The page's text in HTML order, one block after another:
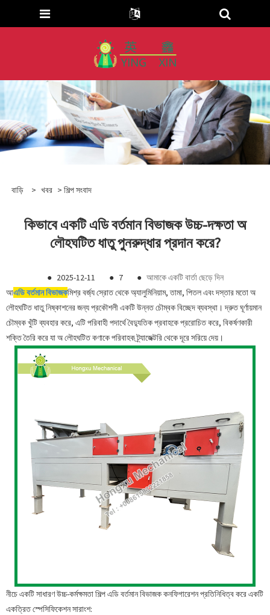
বাড়ি > খবর > শিল্প সংবাদ
কিভাবে একটি এডি বর্তমান বিভাজক উচ্চ-দক্ষতা অ
লৌহঘটিত ধাতু পুনরুদ্ধার প্রদান করে?
● 2025-12-11 ● 7 ● আমাকে একটি বার্তা ছেড়ে দিন
আএডি বর্তমান বিভাজকমিশ্র বর্জ্য স্রোত থেকে অ্যালুমিনিয়াম, তামা, পিতল এবং দস্তার মতো অ
লৌহঘটিত ধাতু নিষ্কাশনের জন্য প্রকৌশলী একটি উন্নত চৌম্বক বিচ্ছেদ ব্যবস্থা। দ্রুত ঘূর্ণায়মান
চৌম্বক খুঁটি ব্যবহার করে, এটি পরিবাহী পদার্থে বৈদ্যুতিক প্রবাহকে প্ররোচিত করে, বিকর্ষণকারী
শক্তি তৈরি করে যা অ লৌহঘটিত কণাকে পরিবাহক ট্র্যাজেক্টরি থেকে দূরে সরিয়ে দেয়।
নীচে একটি সাধারণ উচ্চ-কর্মক্ষমতা শিল্প এডি বর্তমান বিভাজক কনফিগারেশন প্রতিনিধিত্ব করে একটি
একত্রিত স্পেসিফিকেশন সারাংশ: